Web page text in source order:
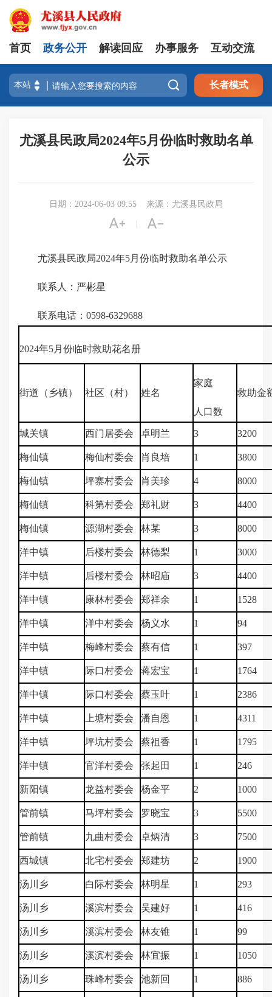
首页 政务公开 解读回应 办事服务 互动交流
 长者模式
尤溪县民政局2024年5月份临时救助名单
公示
日期：2024-06-03 09:55 来源：尤溪县民政局
 
尤溪县民政局2024年5月份临时救助名单公示
联系人：严彬星
联系电话：0598-6329688
2024年5月份临时救助花名册
街道（乡镇） 社区（村） 姓名
家庭
人口数
救助金
城关镇 西门居委会 卓明兰 3 3200
梅仙镇 梅仙村委会 肖良培 1 3800
梅仙镇 坪寨村委会 肖美珍 4 8000
梅仙镇 科第村委会 郑礼财 3 4400
梅仙镇 源湖村委会 林某 3 8000
洋中镇 后楼村委会 林德梨 1 3000
洋中镇 后楼村委会 林昭庙 3 4400
洋中镇 康林村委会 郑祥余 1 1528
洋中镇 洋中村委会 杨义水 1 94
洋中镇 梅峰村委会 蔡有信 1 397
洋中镇 际口村委会 蒋宏宝 1 1764
洋中镇 际口村委会 蔡玉叶 1 2386
洋中镇 上塘村委会 潘自恩 1 4311
洋中镇 坪坑村委会 蔡祖香 1 1795
洋中镇 官洋村委会 张起田 1 246
新阳镇 龙益村委会 杨金平 2 1000
管前镇 马坪村委会 罗晓宝 3 5500
管前镇 九曲村委会 卓炳清 3 7500
西城镇 北宅村委会 郑建坊 2 1900
汤川乡 白际村委会 林明星 1 293
汤川乡 溪滨村委会 吴建好 1 416
汤川乡 溪滨村委会 林友锥 1 99
汤川乡 溪滨村委会 林宜振 1 1050
汤川乡 珠峰村委会 池新回 1 886